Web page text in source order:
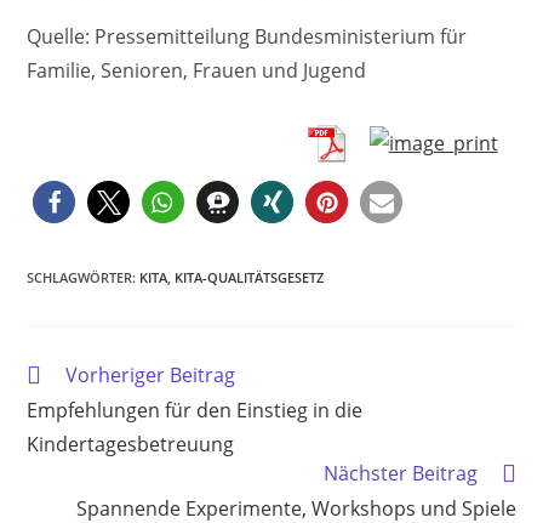
Quelle: Pressemitteilung Bundesministerium für
Familie, Senioren, Frauen und Jugend
SCHLAGWÖRTER: KITA KITA-QUALITÄTSGESETZ
Weitere
ansehen
Vorheriger Beitrag
Empfehlungen für den Einstieg in die
Kindertagesbetreuung
Nächster Beitrag
Spannende Experimente, Workshops und Spiele